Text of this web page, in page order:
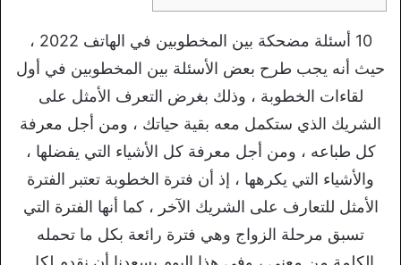
10 أسئلة مضحكة بين المخطوبين في الهاتف 2022 ،
حيث أنه يجب طرح بعض الأسئلة بين المخطوبين في أول
لقاءات الخطوبة ، وذلك بغرض التعرف الأمثل على
الشريك الذي ستكمل معه بقية حياتك ، ومن أجل معرفة
كل طباعه ، ومن أجل معرفة كل الأشياء التي يفضلها ،
والأشياء التي يكرهها ، إذ أن فترة الخطوبة تعتبر الفترة
الأمثل للتعارف على الشريك الآخر ، كما أنها الفترة التي
تسبق مرحلة الزواج وهي فترة رائعة بكل ما تحمله